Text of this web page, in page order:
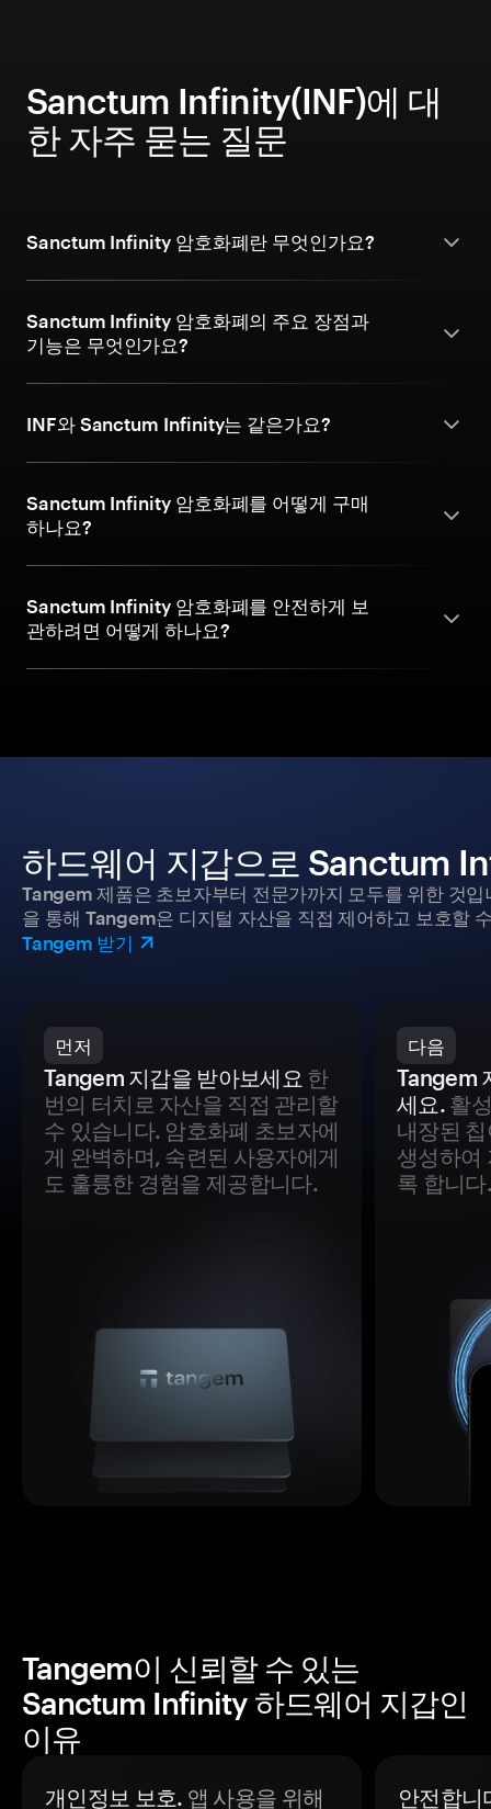
Sanctum Infinity(INF)에 대
한 자주 묻는 질문
Sanctum Infinity 암호화폐란 무엇인가요?
Sanctum Infinity 암호화폐의 주요 장점과
기능은 무엇인가요?
INF와 Sanctum Infinity는 같은가요?
Sanctum Infinity 암호화폐를 어떻게 구매
하나요?
Sanctum Infinity 암호화폐를 안전하게 보
관하려면 어떻게 하나요?
하드웨어 지갑으로 Sanctum
Tangem 제품은 초보자부터 전문가까지 모두를 위한 것
을 통해 Tangem은 디지털 자산을 직접 제어하고 보호할
Tangem 받기
먼저
Tangem 지갑을 받아보세요 한
번의 터치로 자산을 직접 관리할
수 있습니다. 암호화폐 초보자에
게 완벽하며, 숙련된 사용자에게
도 훌륭한 경험을 제공합니다.
다음
Tangem
세요.활
내장된
생성하여
록 합니다.
Tangem이 신뢰할 수 있는
Sanctum Infinity 하드웨어 지갑인
이유
개인정보 보호. 앱 사용을 위해 안전합니